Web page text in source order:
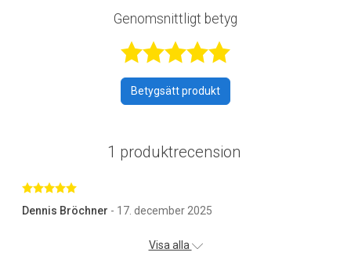
Genomsnittligt betyg
Betygsatt 4,9
Betygsätt produkt
1 produktrecension
Betygsatt 5 av 5 stjärnor
Dennis Bröchner - 17. december 2025
Visa alla